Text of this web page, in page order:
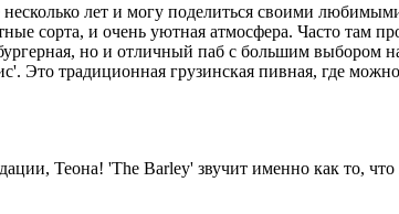
лет и могу поделиться своими
сорта, и очень уютная атмосфера. Часто там
но и отличный паб с большим выбором
Это традиционная грузинская пивная, где
Теона! 'The Barley' звучит именно как то,